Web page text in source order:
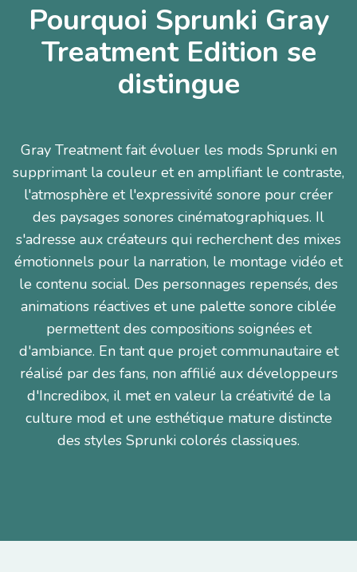
Pourquoi Sprunki Gray
Treatment Edition se
distingue
Gray Treatment fait évoluer les mods Sprunki en
supprimant la couleur et en amplifiant le contraste,
l'atmosphère et l'expressivité sonore pour créer
des paysages sonores cinématographiques. Il
s'adresse aux créateurs qui recherchent des mixes
émotionnels pour la narration, le montage vidéo et
le contenu social. Des personnages repensés, des
animations réactives et une palette sonore ciblée
permettent des compositions soignées et
d'ambiance. En tant que projet communautaire et
réalisé par des fans, non affilié aux développeurs
d'Incredibox, il met en valeur la créativité de la
culture mod et une esthétique mature distincte
des styles Sprunki colorés classiques.